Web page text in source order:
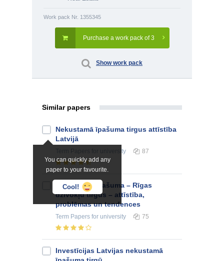
Work pack Nr. 1355345
Purchase a work pack of 3
Show work pack
Similar papers
You can quickly add any
paper to your favourite.
Cool!
Nekustamā īpašuma tirgus attīstība
Latvijā
for university 87
Nekustamā īpašuma – Rīgas
dzīvokļu tirgus – attīstība,
problēmas un tendences
Term Papers for university 75
Investīcijas Latvijas nekustamā